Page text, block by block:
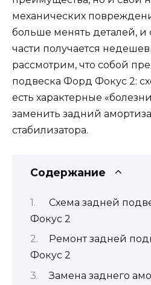
механических
больше менять деталей, и
части получается
рассмотрим, что собой
подвеска Форд Фокус 2:
есть характерные
заменить задний
стабилизатора.
Содержание
Схема задней
Фокус 2
Ремонт задней
Фокус 2
Замена заднего